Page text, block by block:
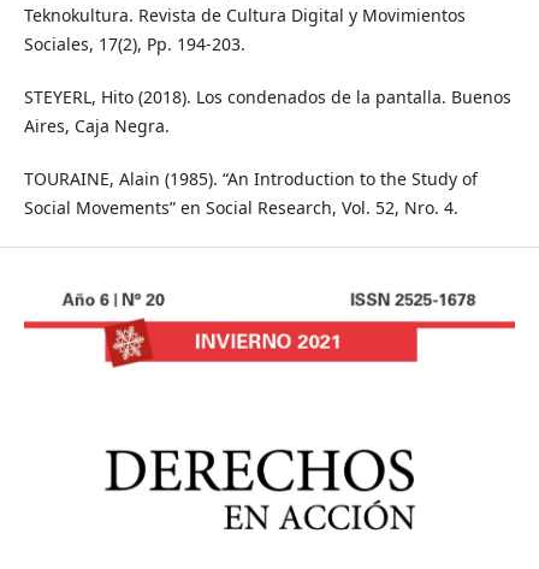
Teknokultura. Revista de Cultura Digital y Movimientos
Sociales, 17(2), Pp. 194-203.
STEYERL, Hito (2018). Los condenados de la pantalla. Buenos
Aires, Caja Negra.
TOURAINE, Alain (1985). “An Introduction to the Study of
Social Movements” en Social Research, Vol. 52, Nro. 4.